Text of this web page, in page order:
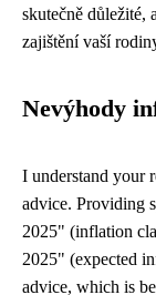
skutečně důležité,
zajištění vaší
Nevýhody
I understand your
advice. Providing
2025" (inflation
2025" (expected
advice, which is